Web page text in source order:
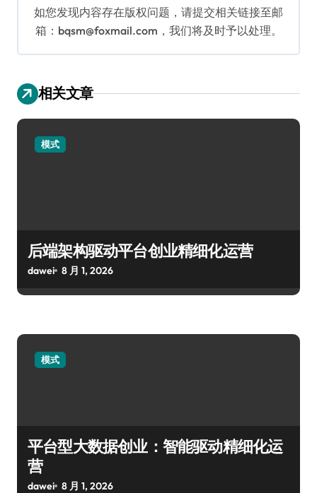
如您发现内容存在版权问题，请提交相关链接至邮
箱：bqsm@foxmail.com，我们将及时予以处理。
相关文章
模式
后端架构驱动平台创业精细化运营
dawei 8 月 1, 2026
模式
平台型大数据创业：智能驱动精细化运
营
dawei 8 月 1, 2026